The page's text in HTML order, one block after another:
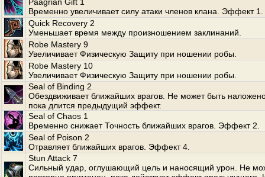
Временно увеличивает силу атаки членов клана. Эффект 1.
Quick Recovery 2
Уменьшает время между произношением заклинаний.
Robe Mastery 9
Увеличивает Физическую Защиту при ношении робы.
Robe Mastery 10
Увеличивает Физическую Защиту при ношении робы.
Seal of Binding 2
Обездвиживает ближайших врагов. Не может быть
пока длится предыдущий эффект.
Seal of Chaos 1
Временно снижает Точность ближайших врагов. Эффект 2.
Seal of Poison 2
Отравляет ближайших врагов. Эффект 4.
Stun Attack 7
Сильный удар, оглушающий цель и наносящий урон. Не